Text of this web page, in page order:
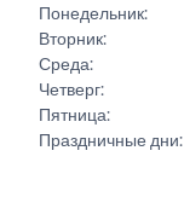
Понедельник:
Вторник:
Среда:
Четверг:
Пятница:
Праздничные дни: